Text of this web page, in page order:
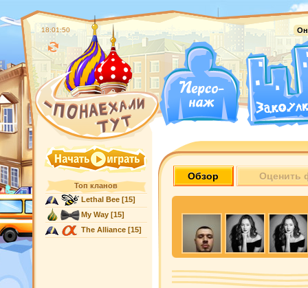
18:01:51
Топ кланов
Lethal Bee[15]
My Way[15]
The Alliance[15]
Обзор Оценить